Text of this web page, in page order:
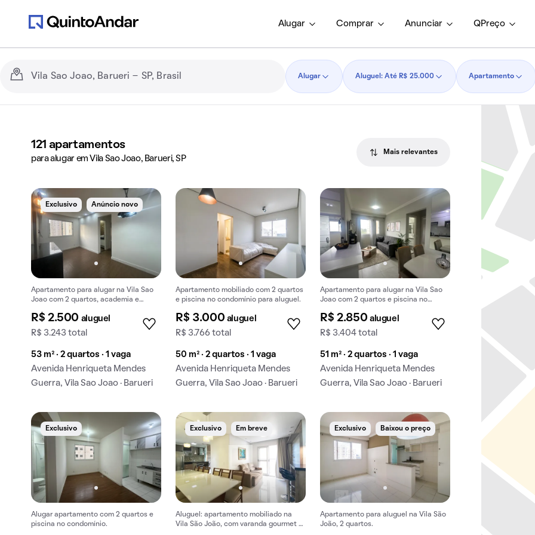
Alugar Comprar Anunciar QPreço
Alugar Aluguel: Até R$ 25.000 Apartamento
121 apartamentos
para alugar em Vila Sao Joao, Barueri, SP
Mais relevantes
Exclusivo Anúncio novo
Apartamento para alugar na Vila Sao
Joao com 2 quartos, academia e
R$ 2.500 aluguel
R$ 3.243 total
53 m² · 2 quartos · 1 vaga
Avenida Henriqueta Mendes
Guerra, Vila Sao Joao · Barueri
Apartamento mobiliado com 2 quartos
e piscina no condomínio para aluguel.
R$ 3.000 aluguel
R$ 3.766 total
50 m² · 2 quartos · 1 vaga
Avenida Henriqueta Mendes
Guerra, Vila Sao Joao · Barueri
Apartamento para alugar na Vila Sao
Joao com 2 quartos e piscina no
R$ 2.850 aluguel
R$ 3.404 total
51 m² · 2 quartos · 1 vaga
Avenida Henriqueta Mendes
Guerra, Vila Sao Joao · Barueri
Exclusivo
Alugar apartamento com 2 quartos e
piscina no condomínio.
Exclusivo Em breve
Aluguel: apartamento mobiliado na
Vila São João, com varanda gourmet e
Exclusivo Baixou o preço
Apartamento para aluguel na Vila São
João, 2 quartos.